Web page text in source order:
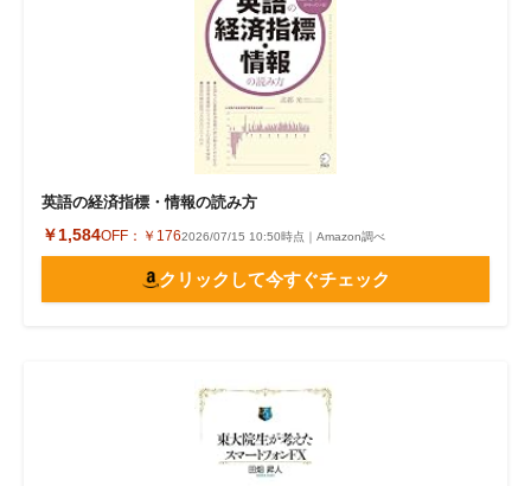
英語の経済指標・情報の読み方
￥1,584OFF： ￥1762026/07/15 10:50時点｜Amazon調べ
クリックして今すぐチェック